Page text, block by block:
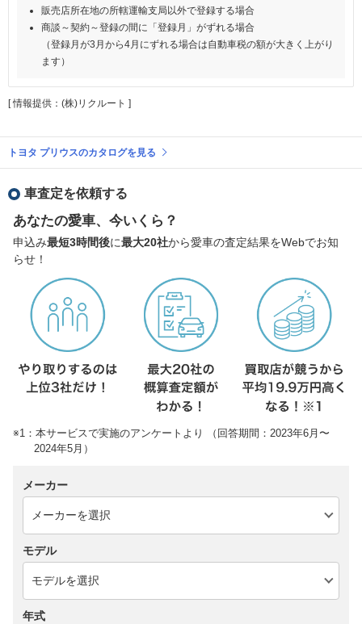
販売店所在地の所轄運輸支局以外で登録する場合
商談～契約～登録の間に「登録月」がずれる場合
（登録月が3月から4月にずれる場合は自動車税の額が大きく上がり
ます）
[ 情報提供：(株)リクルート ]
トヨタ プリウスのカタログを見る
車査定を依頼する
あなたの愛車、今いくら？
申込み最短3時間後に最大20社から愛車の査定結果をWebでお知
らせ！
※1：本サービスで実施のアンケートより （回答期間：2023年6月〜
2024年5月）
メーカー
モデル
年式